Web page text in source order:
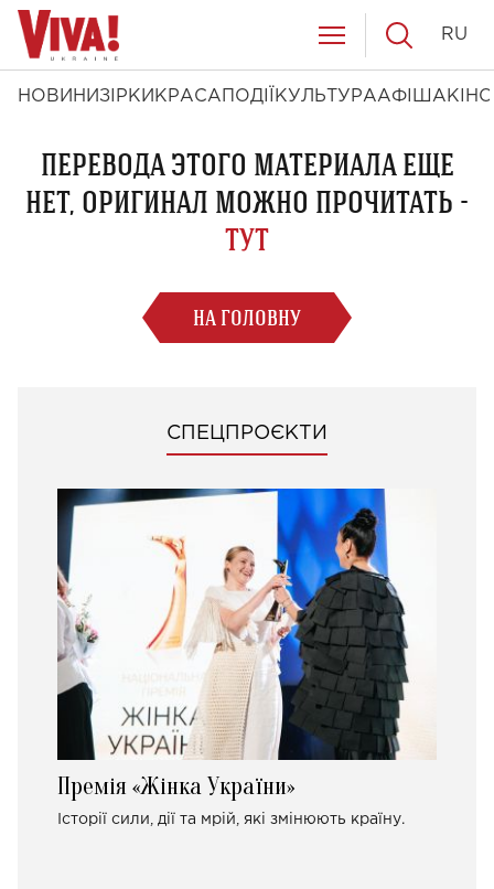
НОВИНИ ЗІРКИ КРАСА ПОДІЇ КУЛЬТУРААФІША КІНО
RU
ПЕРЕВОДА ЭТОГО МАТЕРИАЛА ЕЩЕ
НЕТ, ОРИГИНАЛ МОЖНО ПРОЧИТАТЬ -
ТУТ
НА ГОЛОВНУ
СПЕЦПРОЄКТИ
Премія «Жінка України»
Історії сили, дії та мрій, які змінюють країну.